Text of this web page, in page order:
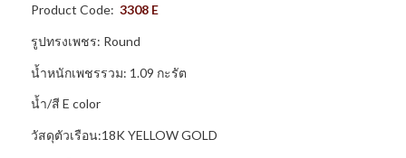
Product Code: 3308 E
รูปทรงเพชร: Round
น้ำหนักเพชรรวม: 1.09 กะรัต
น้ำ/สี E color
วัสดุตัวเรือน:18K YELLOW GOLD